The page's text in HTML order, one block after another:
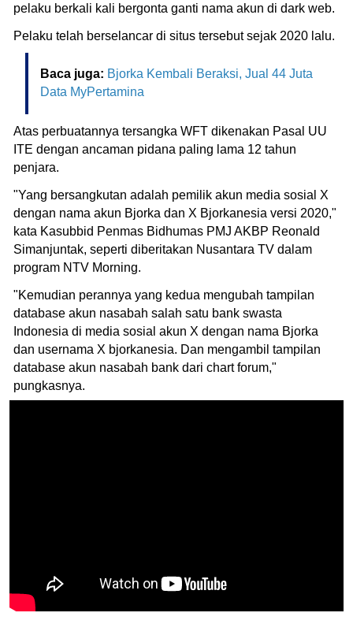
pelaku berkali kali bergonta ganti nama akun di dark web.
Pelaku telah berselancar di situs tersebut sejak 2020 lalu.
Baca juga: Bjorka Kembali Beraksi, Jual 44 Juta
Data MyPertamina
Atas perbuatannya tersangka WFT dikenakan Pasal UU
ITE dengan ancaman pidana paling lama 12 tahun
penjara.
"Yang bersangkutan adalah pemilik akun media sosial X
dengan nama akun Bjorka dan X Bjorkanesia versi 2020,"
kata Kasubbid Penmas Bidhumas PMJ AKBP Reonald
Simanjuntak, seperti diberitakan Nusantara TV dalam
program NTV Morning.
"Kemudian perannya yang kedua mengubah tampilan
database akun nasabah salah satu bank swasta
Indonesia di media sosial akun X dengan nama Bjorka
dan usernama X bjorkanesia. Dan mengambil tampilan
database akun nasabah bank dari chart forum,"
pungkasnya.